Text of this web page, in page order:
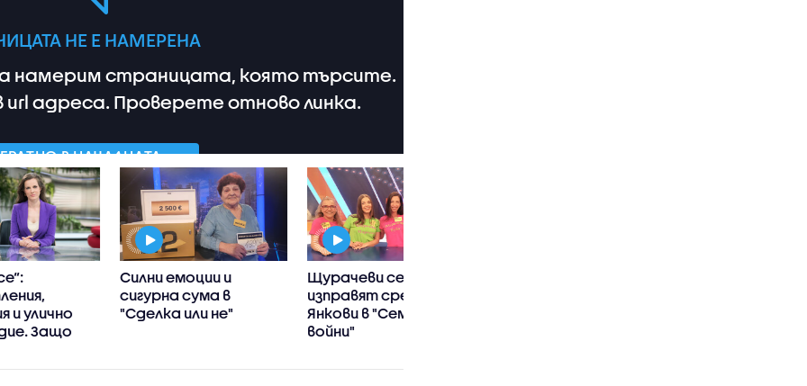
и улично
Защо
в убийци?
Силни емоции и
сигурна сума в
"Сделка или не"
Щурачеви се
изправят срещу
Янкови в "Семейни
войни"